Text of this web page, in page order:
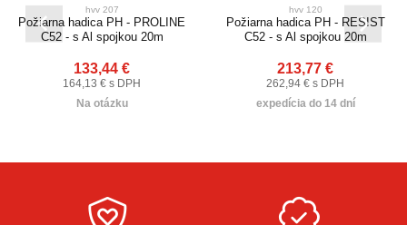
hvv 207
Požiarna hadica PH - PROLINE
C52 - s Al spojkou 20m
133,44 €
164,13 € s DPH
Na otázku
hvv 120
Požiarna hadica PH - RESIST
C52 - s Al spojkou 20m
213,77 €
262,94 € s DPH
expedícia do 14 dní